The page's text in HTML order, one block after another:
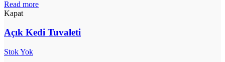
Read more
Kapat
Açık Kedi Tuvaleti
Stok Yok